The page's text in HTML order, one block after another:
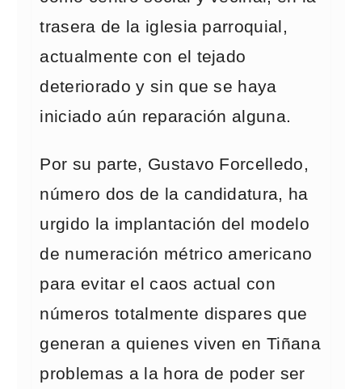
trasera de la iglesia parroquial,
actualmente con el tejado
deteriorado y sin que se haya
iniciado aún reparación alguna.
Por su parte, Gustavo Forcelledo,
número dos de la candidatura, ha
urgido la implantación del modelo
de numeración métrico americano
para evitar el caos actual con
números totalmente dispares que
generan a quienes viven en Tiñana
problemas a la hora de poder ser